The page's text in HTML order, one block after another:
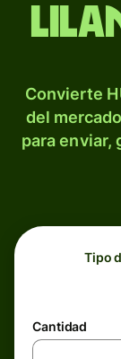
Convierte
del
para enviar,
Tipo
Cantidad